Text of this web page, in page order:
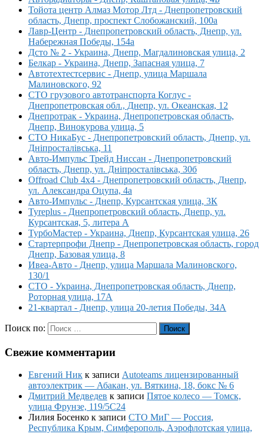
Тойота центр Алмаз Мотор Лтд - Днепропетровский
область, Днепр, проспект Слобожанский, 100а
Лавр-Центр - Днепропетровский область, Днепр, ул.
Набережная Победы, 154а
Дсто № 2 - Украина, Днепр, Магдалиновская улица, 2
Белкар - Украина, Днепр, Запасная улица, 7
Автотехтестсервис - Днепр, улица Маршала
Малиновского, 92
СТО грузового автотранспорта Коглус -
Днепропетровская обл., Днепр, ул. Океанская, 12
Днепротрак - Украина, Днепропетровская область,
Днепр, Винокурова улица, 5
СТО НикаБус - Днепропетровский область, Днепр, ул.
Дніпросталівська, 11
Авто-Импульс Трейд Ниссан - Днепропетровский
область, Днепр, ул. Дніпросталівська, 30б
Offroad Club 4x4 - Днепропетровский область, Днепр,
ул. Александра Оцупа, 4а
Авто-Импульс - Днепр, Курсантская улица, 3К
Tyreplus - Днепропетровский область, Днепр, ул.
Курсантская, 5, литера А
ТурбоМастер - Украина, Днепр, Курсантская улица, 26
Стартерпрофи Днепр - Днепропетровская область, город
Днепр, Базовая улица, 8
Ивеа-Авто - Днепр, улица Маршала Малиновского,
130/1
СТО - Украина, Днепропетровская область, Днепр,
Роторная улица, 17А
21-квартал - Днепр, улица 20-летия Победы, 34А
Поиск по: Поиск
Свежие комментарии
Евгений Ник к записи Autoteams лицензированный
автоэлектрик — Абакан, ул. Вяткина, 18, бокс № 6
Дмитрий Медведев к записи Пятое колесо — Томск,
улица Фрунзе, 119/5С24
Лилия Босенко к записи СТО МиГ — Россия,
Республика Крым, Симферополь, Аэрофлотская улица,